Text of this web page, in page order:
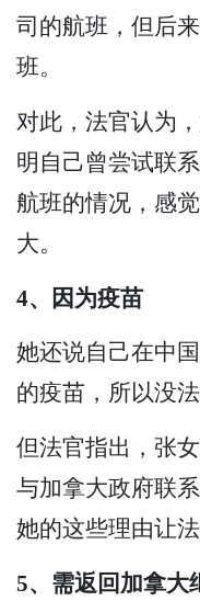
司的航班，但后
班。
对此，法官认为
明自己曾尝试联
航班的情况，感
大。
4、因为疫苗
她还说自己在中
的疫苗，所以没法
但法官指出，张
与加拿大政府联
她的这些理由让
5、需返回加拿大